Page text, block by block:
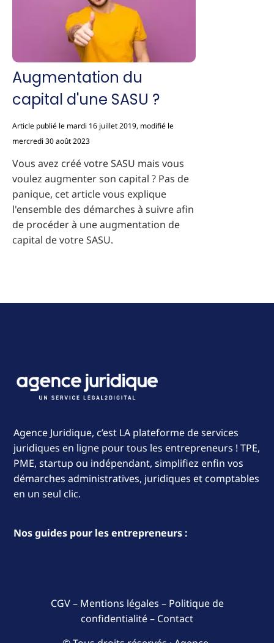
Augmentation du
capital d'une SASU ?
Article publié le mardi 16 juillet 2019, modifié le
mercredi 30 août 2023
Vous avez créé votre SASU mais vous
voulez augmenter son capital ? Pas de
panique, cet article vous explique
l'ensemble des démarches à suivre afin
de procéder à une augmentation de
capital de votre SASU.
Agence Juridique, c’est LA plateforme de services
juridiques en ligne pour tous les entrepreneurs ! TPE,
PME, startup ou indépendant, simplifiez enfin vos
démarches administratives, juridiques et comptables
en un seul clic.
Nos guides pour les entrepreneurs :
CGV– Mentions légales – Politique de
confidentialité– Contact